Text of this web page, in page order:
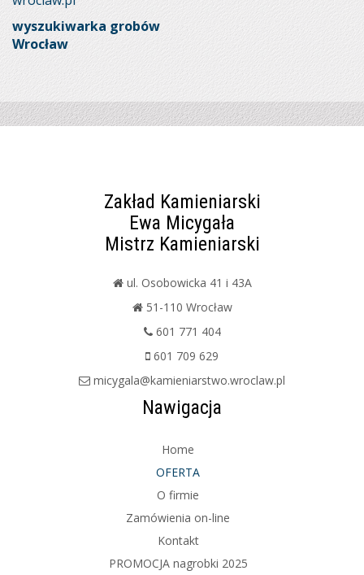
wyszukiwarka grobów
Wrocław
Zakład Kamieniarski
Ewa Micygała
Mistrz Kamieniarski
ul. Osobowicka 41 i 43A
51-110 Wrocław
601 771 404
601 709 629
micygala@kamieniarstwo.wroclaw.pl
Nawigacja
Home
OFERTA
O firmie
Zamówienia on-line
Kontakt
PROMOCJA nagrobki 2025